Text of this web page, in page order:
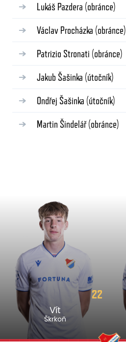
Lukáš Pazdera (obránce)
Václav Procházka (obránce)
Patrizio Stronati (obránce)
Jakub Šašinka (útočník)
Ondřej Šašinka (útočník)
Martin Šindelář(obránce)
22
Vít
Škrkoň